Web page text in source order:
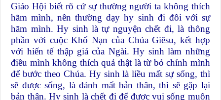
Giáo Hội biết rõ cứ sự thường người ta không thích
hãm mình, nên thường dạy hy sinh đi đôi với sự
hãm mình. Hy sinh là tự nguyện chết đi, là thông
phần với cuộc Khổ Nạn của Chúa Giêsu, kết hợp
với hiến tế thập giá của Ngài. Hy sinh làm những
điều mình không thích quả thật là từ bỏ chính mình
để bước theo Chúa. Hy sinh là liều mất sự sống, thì
sẽ được sống, là đánh mất bản thân, thì sẽ gặp lại
bản thân. Hy sinh là chết đi để được vui sống muôn